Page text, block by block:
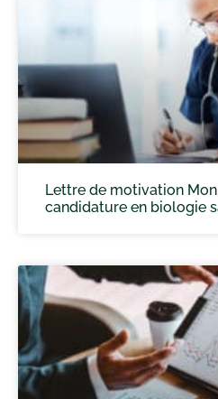
Lettre de motivation
candidature en biologie